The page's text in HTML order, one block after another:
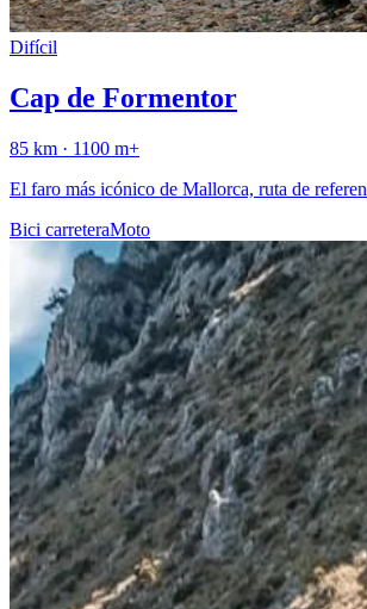
Difícil
Cap de Formentor
85 km · 1100 m+
El faro más icónico de Mallorca, ruta de
Bici carreteraMoto